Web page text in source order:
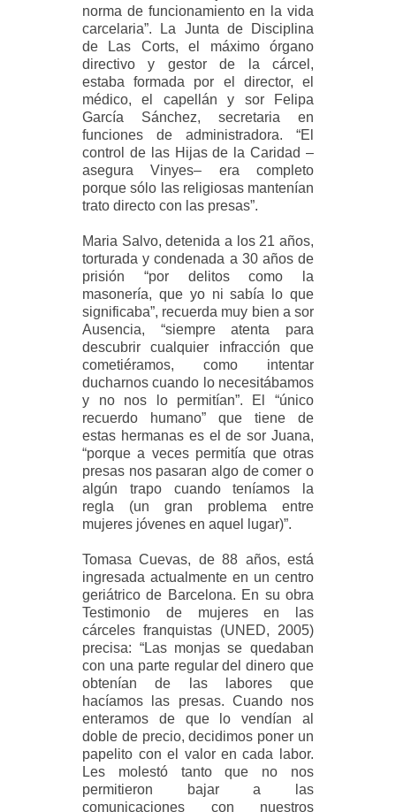
norma de funcionamiento en la vida
carcelaria”. La Junta de Disciplina
de Las Corts, el máximo órgano
directivo y gestor de la cárcel,
estaba formada por el director, el
médico, el capellán y sor Felipa
García Sánchez, secretaria en
funciones de administradora. “El
control de las Hijas de la Caridad –
asegura Vinyes– era completo
porque sólo las religiosas mantenían
trato directo con las presas”.
Maria Salvo, detenida a los 21 años,
torturada y condenada a 30 años de
prisión “por delitos como la
masonería, que yo ni sabía lo que
significaba”, recuerda muy bien a sor
Ausencia, “siempre atenta para
descubrir cualquier infracción que
cometiéramos, como intentar
ducharnos cuando lo necesitábamos
y no nos lo permitían”. El “único
recuerdo humano” que tiene de
estas hermanas es el de sor Juana,
“porque a veces permitía que otras
presas nos pasaran algo de comer o
algún trapo cuando teníamos la
regla (un gran problema entre
mujeres jóvenes en aquel lugar)”.
Tomasa Cuevas, de 88 años, está
ingresada actualmente en un centro
geriátrico de Barcelona. En su obra
Testimonio de mujeres en las
cárceles franquistas (UNED, 2005)
precisa: “Las monjas se quedaban
con una parte regular del dinero que
obtenían de las labores que
hacíamos las presas. Cuando nos
enteramos de que lo vendían al
doble de precio, decidimos poner un
papelito con el valor en cada labor.
Les molestó tanto que no nos
permitieron bajar a las
comunicaciones con nuestros